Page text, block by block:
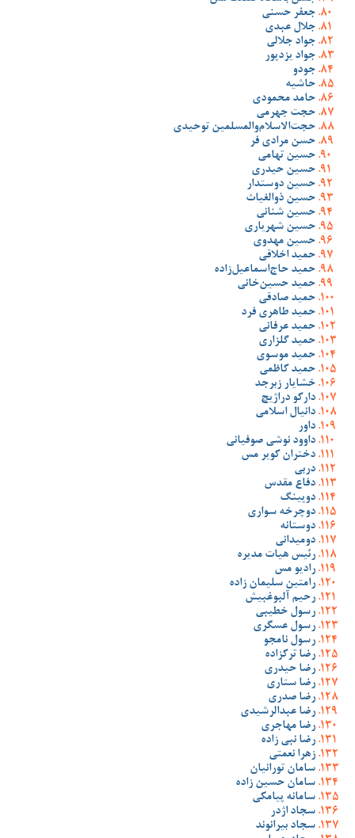
جعفر حسنی
جلال عبدی
جواد جلالی
جواد یزدپور
جودو
حاشیه
حامد محمودی
حجت جهرمی
حجت‌الاسلام‌والمسلمین توحیدی
حسن مرادی فر
حسین تهامی
حسین حیدری
حسین دوستدار
حسین ذوالغیاث
حسین شنانی
حسین شهریاری
حسین مهدوی
حمید اخلاقی
حمید حاج‌اسماعیل‌زاده
حمید حسین‌خانی
حمید صادقی
حمید طاهری فرد
حمید عرفانی
حمید گلزاری
حمید موسوی
حمید کاظمی
خشایار زبرجد
دارکو دراژیچ
دانیال اسلامی
داور
داوود نوشی صوفیانی
دختران کویر مس
دربی
دفاع مقدس
دوپینگ
دوچرخه سواری
دوستانه
دومیدانی
رئیس هیات مدیره
رادیو مس
رامتین سلیمان زاده
رحیم آلبوغبیش
رسول خطیبی
رسول عسگری
رسول نامجو
رضا ترکزاده
رضا حیدری
رضا ستاری
رضا صدری
رضا عبدالرشیدی
رضا مهاجری
رضا نبی زاده
زهرا نعمتی
سامان تورانیان
سامان حسین زاده
سامانه پیامکی
سجاد اژدر
سجاد بیرانوند